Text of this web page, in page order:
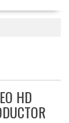
HD